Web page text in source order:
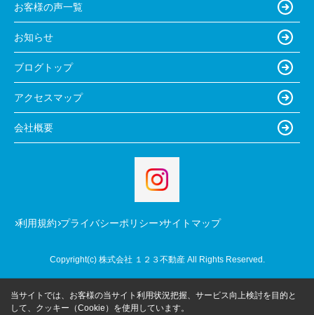
お客様の声一覧
お知らせ
ブログトップ
アクセスマップ
会社概要
利用規約 プライバシーポリシー サイトマップ
Copyright(c) 株式会社 １２３不動産 All Rights Reserved.
当サイトでは、お客様の当サイト利用状況把握、サービス向上検討を目的と
して、クッキー（Cookie）を使用しています。